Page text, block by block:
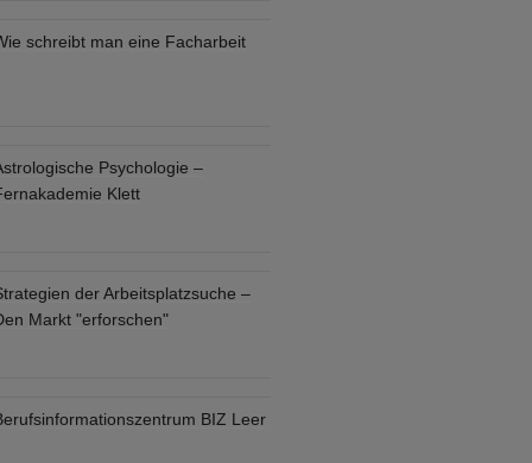
schreibt man eine Facharbeit
Psychologie –
Klett
der Arbeitsplatzsuche –
Markt "erforschen"
BIZ Leer